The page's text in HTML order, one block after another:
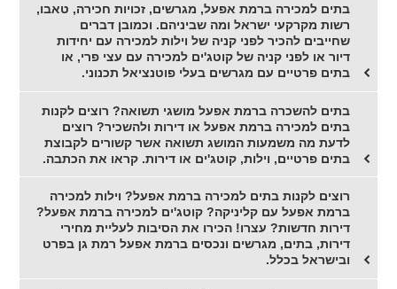
בתים למכירה ברמת אפעל, מגרשים, זכויות חכירה, טאבו,
רשות מקרקעי ישראל ומה שביניהם. וכמובן דברים
שחייבים להכיר לפני קניה של וילות למכירה עם יחידות
דיור או לפני קניה של קוטג'ים למכירה עם עצי פרי, או
בתים פרטיים עם מגרשים בעלי פוטנציאל תכנוני.
בתים להשכרה ברמת אפעל מושגי תשואה? רוצים לקנות
בתים למכירה ברמת אפעל או דירות ולהשכיר? רוצים
לדעת מה משמעות המושג תשואה אשר קשורים לקבוצת
בתים פרטיים, וילות, קוטג'ים או דירות. קראו את הכתבה.
רוצים לקנות בתים למכירה ברמת אפעל? וילות למכירה
ברמת אפעל עם קליניקה? קוטג'ים למכירה ברמת אפעל?
דירות חדשות? עצרו! הכירו את הסיבות לעליית מחירי
דירות, בתים, מגרשים ונכסים ברמת אפעל רמת גן בפרט
ובישראל בכלל.